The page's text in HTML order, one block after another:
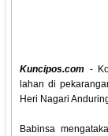
Kuncipos.com -
lahan di
Heri Nagari
Babinsa